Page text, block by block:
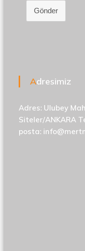
Gönder
Adresimiz
Adres: Ulubey
Siteler/ANKARA
posta: